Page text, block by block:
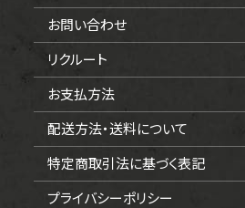
お問い合わせ
リクルート
お支払方法
配送方法・送料について
特定商取引法に基づく表記
プライバシーポリシー